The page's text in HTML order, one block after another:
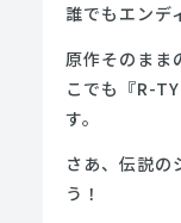
誰でもエンデ
原作そのまま
こでも『R-
す。
さあ、伝説の
う！